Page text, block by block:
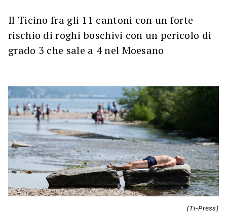
Il Ticino fra gli 11 cantoni con un forte
rischio di roghi boschivi con un pericolo di
grado 3 che sale a 4 nel Moesano
(Ti-Press)